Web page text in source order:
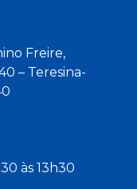
Freire,
– Teresina-
às 13h30